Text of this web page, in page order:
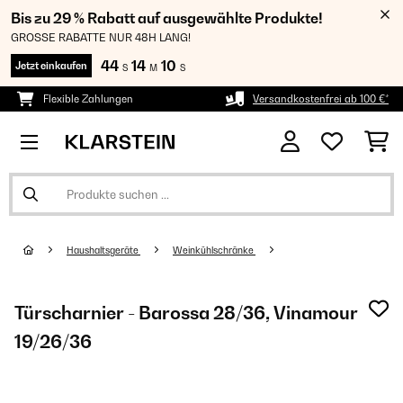
Bis zu 29 % Rabatt auf ausgewählte Produkte!
GROSSE RABATTE NUR 48H LANG!
Jetzt einkaufen 44 S 14 M 10 S
Flexible Zahlungen Versandkostenfrei ab 100 €*
Haushaltsgeräte Weinkühlschränke
Türscharnier - Barossa 28/36, Vinamour
19/26/36